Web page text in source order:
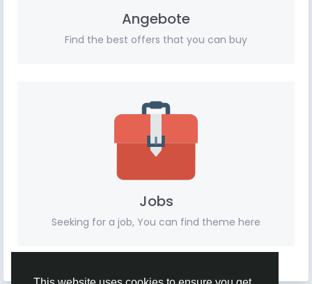
Angebote
Find the best offers that you can buy
Jobs
Seeking for a job, You can find theme here